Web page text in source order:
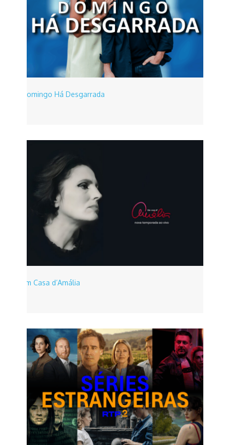
Domingo Há Desgarrada
Em Casa d’Amália